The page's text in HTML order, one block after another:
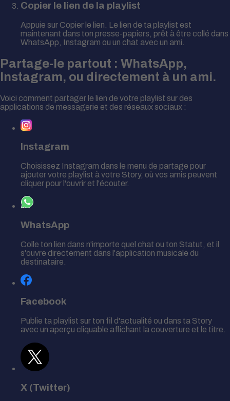
Copier le lien de la playlist
Appuie sur Copier le lien. Le lien de ta playlist est
maintenant dans ton presse-papiers, prêt à être collé dans
WhatsApp, Instagram ou un chat avec un ami.
Partage-le partout : WhatsApp,
Instagram, ou directement à un ami.
Voici comment partager le lien de votre playlist sur des
applications de messagerie et des réseaux sociaux :
Instagram
Choisissez Instagram dans le menu de partage pour
ajouter votre playlist à votre Story, où vos amis peuvent
cliquer pour l'ouvrir et l'écouter.
WhatsApp
Colle ton lien dans n'importe quel chat ou ton Statut, et il
s'ouvre directement dans l'application musicale du
destinataire.
Facebook
Publie ta playlist sur ton fil d'actualité ou dans ta Story
avec un aperçu cliquable affichant la couverture et le titre.
X (Twitter)